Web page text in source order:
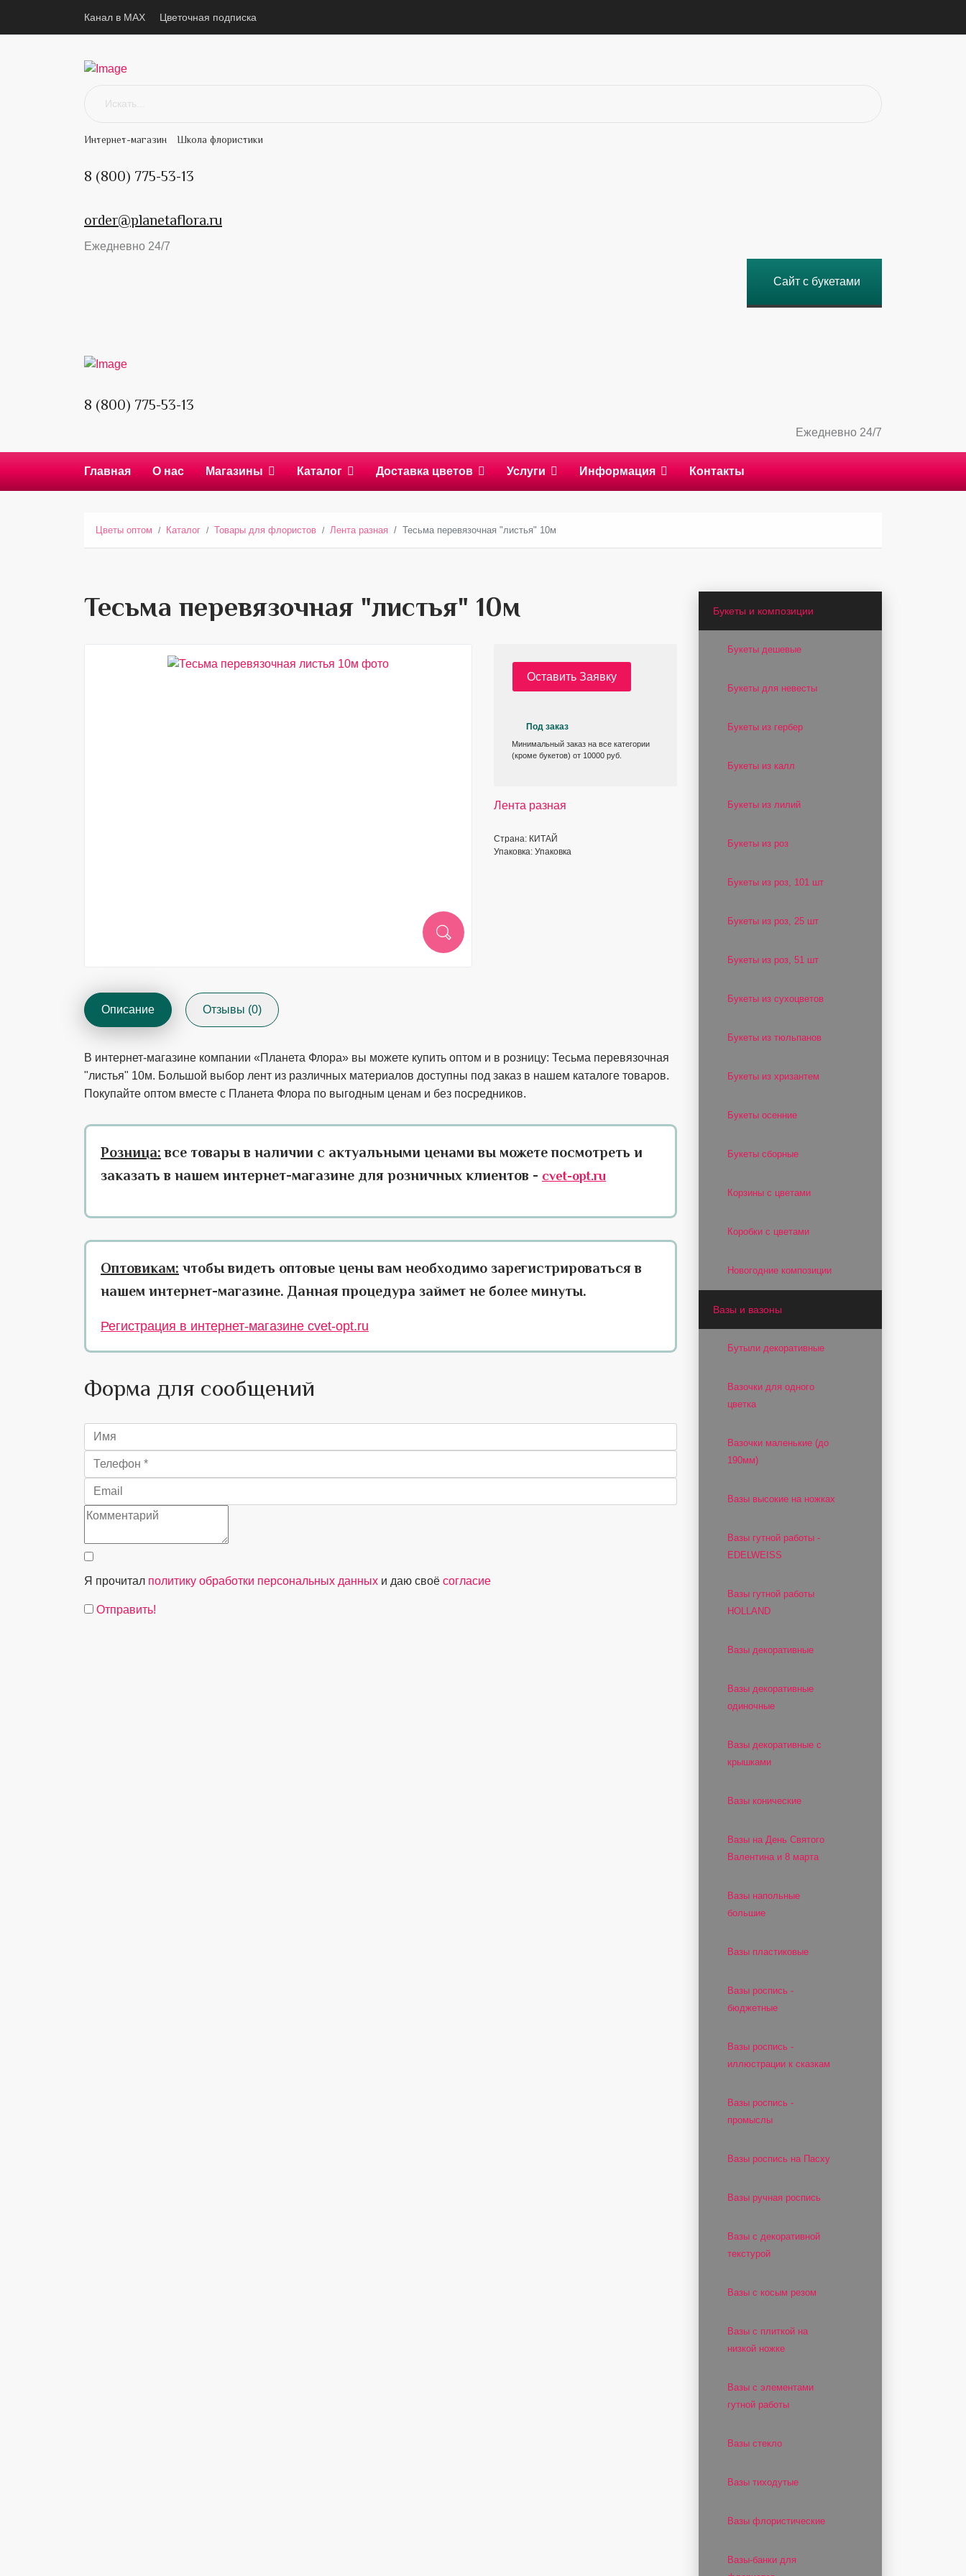
Канал в MAX Цветочная подписка
Интернет-магазин Школа флористики
8 (800) 775-53-13
order@planetaflora.ru
Ежедневно 24/7
Сайт с букетами
8 (800) 775-53-13
Ежедневно 24/7
Главная О нас Магазины Каталог Доставка цветов Услуги Информация Контакты
Цветы оптом Каталог Товары для флористов Лента разная Тесьма перевязочная "листья" 10м
Тесьма перевязочная "листья" 10м
Оставить Заявку
Под заказ
Минимальный заказ на все категории
(кроме букетов) от 10000 руб.
Лента разная
Страна: КИТАЙ
Упаковка: Упаковка
Описание Отзывы (0)
В интернет-магазине компании «Планета Флора» вы можете купить оптом и в розницу: Тесьма перевязочная
"листья" 10м. Большой выбор лент из различных материалов доступны под заказ в нашем каталоге товаров.
Покупайте оптом вместе с Планета Флора по выгодным ценам и без посредников.
Розница: все товары в наличии с актуальными ценами вы можете посмотреть и
заказать в нашем интернет-магазине для розничных клиентов - cvet-opt.ru
Оптовикам: чтобы видеть оптовые цены вам необходимо зарегистрироваться в
нашем интернет-магазине. Данная процедура займет не более минуты.
Регистрация в интернет-магазине cvet-opt.ru
Форма для сообщений
Я прочитал политику обработки персональных данных и даю своё согласие
Отправить!
Букеты и композиции
Букеты дешевые
Букеты для невесты
Букеты из гербер
Букеты из калл
Букеты из лилий
Букеты из роз
Букеты из роз, 101 шт
Букеты из роз, 25 шт
Букеты из роз, 51 шт
Букеты из сухоцветов
Букеты из тюльпанов
Букеты из хризантем
Букеты осенние
Букеты сборные
Корзины с цветами
Коробки с цветами
Новогодние композиции
Вазы и вазоны
Бутыли декоративные
Вазочки для одного
цветка
Вазочки маленькие (до
190мм)
Вазы высокие на ножках
Вазы гутной работы -
EDELWEISS
Вазы гутной работы
HOLLAND
Вазы декоративные
Вазы декоративные
одиночные
Вазы декоративные с
крышками
Вазы конические
Вазы на День Святого
Валентина и 8 марта
Вазы напольные
большие
Вазы пластиковые
Вазы роспись -
бюджетные
Вазы роспись -
иллюстрации к сказкам
Вазы роспись -
промыслы
Вазы роспись на Пасху
Вазы ручная роспись
Вазы с декоративной
текстурой
Вазы с косым резом
Вазы с плиткой на
низкой ножке
Вазы с элементами
гутной работы
Вазы стекло
Вазы тиходутые
Вазы флористические
Вазы-банки для